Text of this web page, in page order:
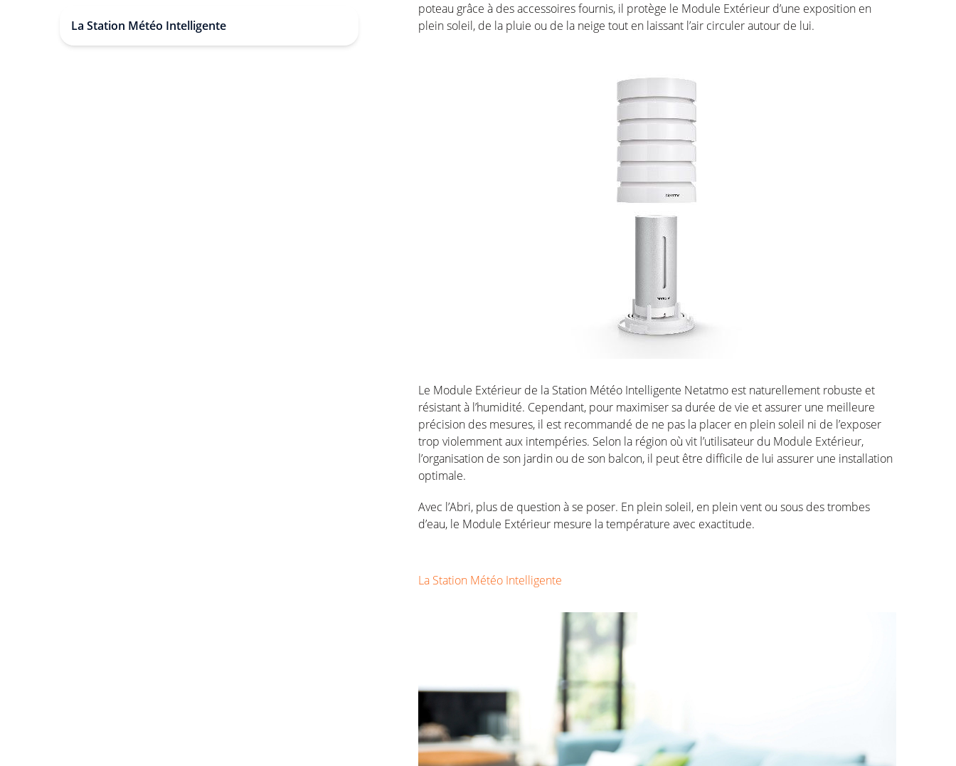
La Station Météo Intelligente
poteau grâce à des accessoires fournis, il protège le Module Extérieur d’une exposition en
plein soleil, de la pluie ou de la neige tout en laissant l’air circuler autour de lui.
Le Module Extérieur de la Station Météo Intelligente Netatmo est naturellement robuste et
résistant à l’humidité. Cependant, pour maximiser sa durée de vie et assurer une meilleure
précision des mesures, il est recommandé de ne pas la placer en plein soleil ni de l’exposer
trop violemment aux intempéries. Selon la région où vit l’utilisateur du Module Extérieur,
l’organisation de son jardin ou de son balcon, il peut être difficile de lui assurer une installation
optimale.
Avec l’Abri, plus de question à se poser. En plein soleil, en plein vent ou sous des trombes
d’eau, le Module Extérieur mesure la température avec exactitude.
La Station Météo Intelligente